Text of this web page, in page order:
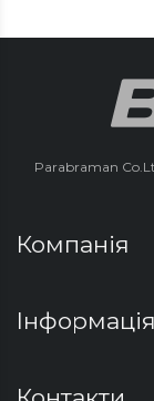
Parabraman
Компанія
Інформація